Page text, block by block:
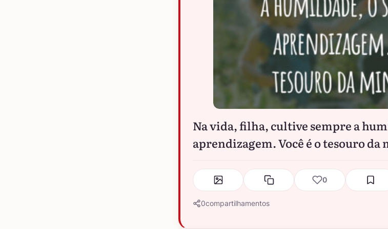
Na vida, filha, cultive sempre a
aprendizagem. Você é o tesouro
0
0compartilhamentos